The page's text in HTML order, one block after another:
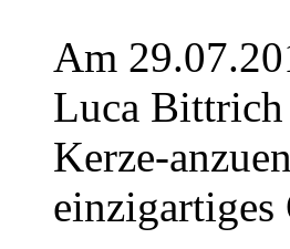
Am
Luca
Kerze-
einzigartiges